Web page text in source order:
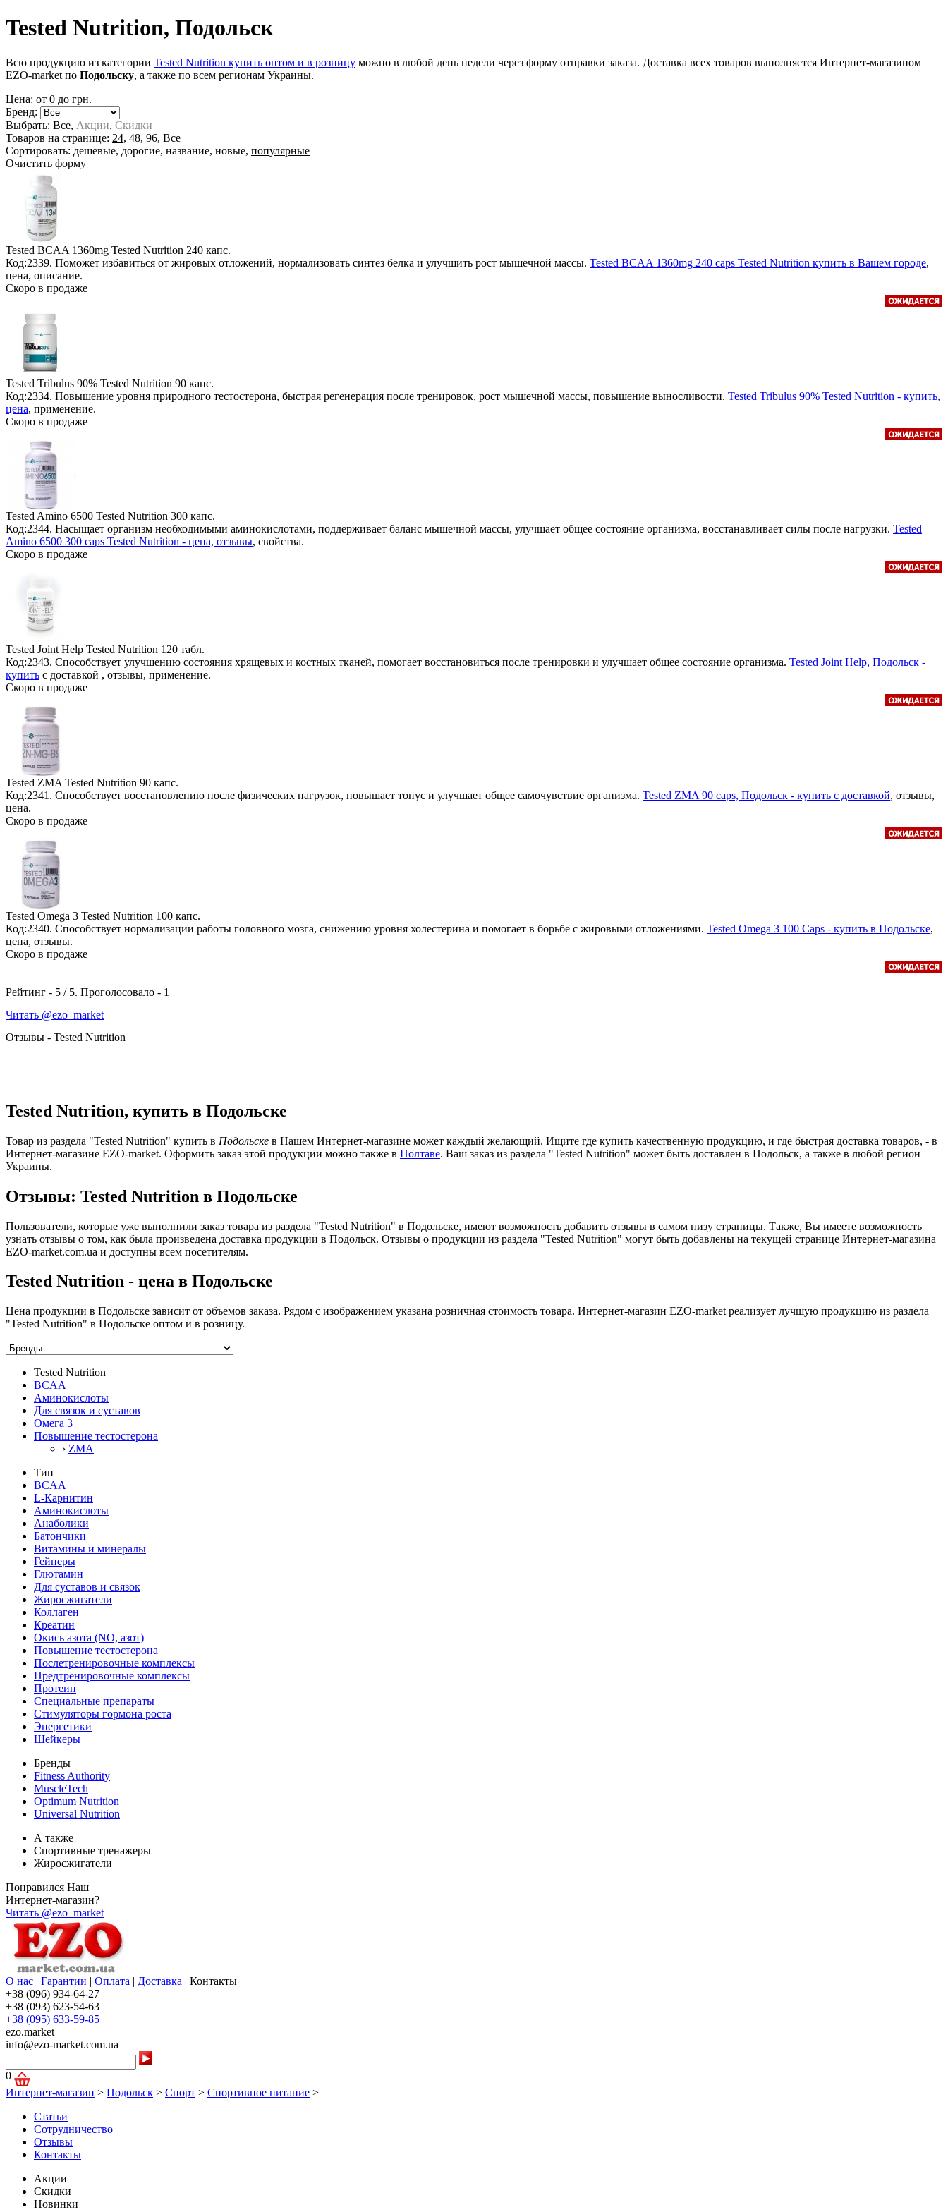
Tested Nutrition, Подольск
Всю продукцию из категории Tested Nutrition купить оптом и в розницу можно в любой день недели через форму отправки заказа. Доставка всех товаров выполняется Интернет-магазином
EZO-market по Подольску, а также по всем регионам Украины.
Цена: от 0 до грн.
Бренд:
Выбрать: Все, Акции, Скидки
Товаров на странице: 24, 48, 96, Все
Сортировать: дешевые, дорогие, название, новые, популярные
Очистить форму
Tested BCAA 1360mg Tested Nutrition 240 капс.
Код:2339. Поможет избавиться от жировых отложений, нормализовать синтез белка и улучшить рост мышечной массы. Tested BCAA 1360mg 240 caps Tested Nutrition купить в Вашем городе,
цена, описание.
Скоро в продаже
Tested Tribulus 90% Tested Nutrition 90 капс.
Код:2334. Повышение уровня природного тестостерона, быстрая регенерация после тренировок, рост мышечной массы, повышение выносливости. Tested Tribulus 90% Tested Nutrition - купить,
цена, применение.
Скоро в продаже
Tested Amino 6500 Tested Nutrition 300 капс.
Код:2344. Насыщает организм необходимыми аминокислотами, поддерживает баланс мышечной массы, улучшает общее состояние организма, восстанавливает силы после нагрузки. Tested
Amino 6500 300 caps Tested Nutrition - цена, отзывы, свойства.
Скоро в продаже
Tested Joint Help Tested Nutrition 120 табл.
Код:2343. Способствует улучшению состояния хрящевых и костных тканей, помогает восстановиться после тренировки и улучшает общее состояние организма. Tested Joint Help, Подольск -
купить с доставкой , отзывы, применение.
Скоро в продаже
Tested ZMA Tested Nutrition 90 капс.
Код:2341. Способствует восстановлению после физических нагрузок, повышает тонус и улучшает общее самочувствие организма. Tested ZMA 90 caps, Подольск - купить с доставкой, отзывы,
цена.
Скоро в продаже
Tested Omega 3 Tested Nutrition 100 капс.
Код:2340. Способствует нормализации работы головного мозга, снижению уровня холестерина и помогает в борьбе с жировыми отложениями. Tested Omega 3 100 Caps - купить в Подольске,
цена, отзывы.
Скоро в продаже
Рейтинг - 5 / 5. Проголосовало - 1
Читать @ezo_market
Отзывы - Tested Nutrition
Tested Nutrition, купить в Подольске
Товар из раздела "Tested Nutrition" купить в Подольске в Нашем Интернет-магазине может каждый желающий. Ищите где купить качественную продукцию, и где быстрая доставка товаров, - в
Интернет-магазине EZO-market. Оформить заказ этой продукции можно также в Полтаве. Ваш заказ из раздела "Tested Nutrition" может быть доставлен в Подольск, а также в любой регион
Украины.
Отзывы: Tested Nutrition в Подольске
Пользователи, которые уже выполнили заказ товара из раздела "Tested Nutrition" в Подольске, имеют возможность добавить отзывы в самом низу страницы. Также, Вы имеете возможность
узнать отзывы о том, как была произведена доставка продукции в Подольск. Отзывы о продукции из раздела "Tested Nutrition" могут быть добавлены на текущей странице Интернет-магазина
EZO-market.com.ua и доступны всем посетителям.
Tested Nutrition - цена в Подольске
Цена продукции в Подольске зависит от объемов заказа. Рядом с изображением указана розничная стоимость товара. Интернет-магазин EZO-market реализует лучшую продукцию из раздела
"Tested Nutrition" в Подольске оптом и в розницу.
Tested Nutrition
BCAA
Аминокислоты
Для связок и суставов
Омега 3
Повышение тестостерона
› ZMA
Тип
BCAA
L-Карнитин
Аминокислоты
Анаболики
Батончики
Витамины и минералы
Гейнеры
Глютамин
Для суставов и связок
Жиросжигатели
Коллаген
Креатин
Окись азота (NO, азот)
Повышение тестостерона
Послетренировочные комплексы
Предтренировочные комплексы
Протеин
Специальные препараты
Стимуляторы гормона роста
Энергетики
Шейкеры
Бренды
Fitness Authority
MuscleTech
Optimum Nutrition
Universal Nutrition
А также
Спортивные тренажеры
Жиросжигатели
Понравился Наш
Интернет-магазин?
Читать @ezo_market
О нас | Гарантии | Оплата | Доставка | Контакты
+38 (096) 934-64-27
+38 (093) 623-54-63
+38 (095) 633-59-85
ezo.market
info@ezo-market.com.ua
0
Интернет-магазин > Подольск > Спорт > Спортивное питание >
Статьи
Сотрудничество
Отзывы
Контакты
Акции
Скидки
Новинки